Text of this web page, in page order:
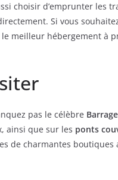
choisir d’emprunter les
Si vous
meilleur hébergement à
pas le célèbre
ainsi que sur les ponts
de charmantes boutiques